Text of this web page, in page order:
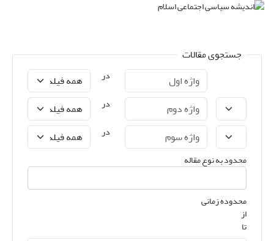
جستجوی مقالات
در
در
در
محدود به نوع مقاله
محدوده زمانی
از
تا